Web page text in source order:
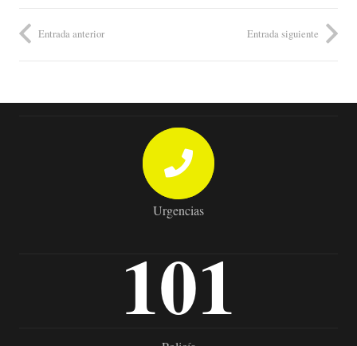
Entrada anterior Entrada siguiente
Urgencias
101